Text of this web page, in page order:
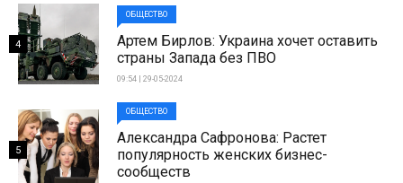
ОБЩЕСТВО
Артем Бирлов: Украина хочет оставить
страны Запада без ПВО
09:54 | 29-05-2024
4
ОБЩЕСТВО
Александра Сафронова: Растет
популярность женских бизнес-
сообществ
5